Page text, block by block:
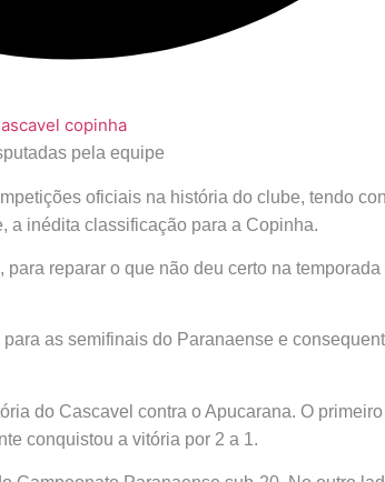
pela equipe
oficiais na história do clube, tendo
a inédita classificação para a Copinha.
reparar o que não deu certo na
as semifinais do Paranaense e
do Cascavel contra o Apucarana. O
conquistou a vitória por 2 a 1.